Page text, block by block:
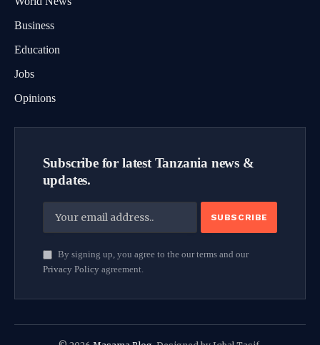
Business
Education
Jobs
Opinions
Subscribe for latest Tanzania news &
updates.
By signing up, you agree to the our terms and our
Privacy Policyagreement.